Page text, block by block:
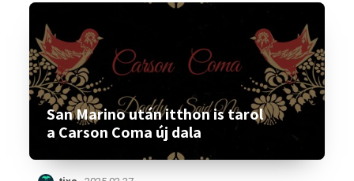
San Marino után itthon is tarol
a Carson Coma új dala